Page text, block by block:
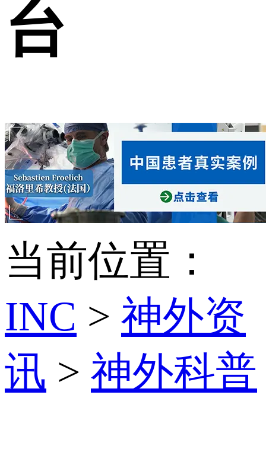
台
当前位置：
INC > 神外资
讯 > 神外科普